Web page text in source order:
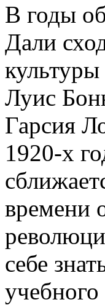
В годы
Дали
Луис
Гарсия
1920-х
времени
себе
учебного